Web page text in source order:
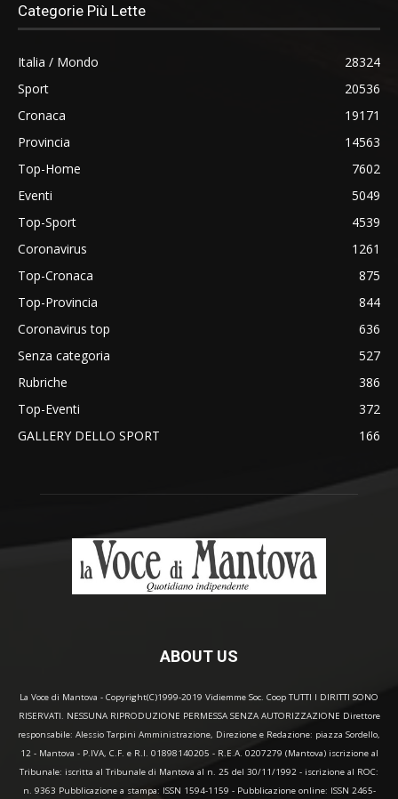
Categorie Più Lette
Italia / Mondo
28324
Sport
20536
Cronaca
19171
Provincia
14563
Top-Home
7602
Eventi
5049
Top-Sport
4539
Coronavirus
1261
Top-Cronaca
875
Top-Provincia
844
Coronavirus top
636
Senza categoria
527
Rubriche
386
Top-Eventi
372
GALLERY DELLO SPORT
166
ABOUT US
La Voce di Mantova - Copyright(C)1999-2019 Vidiemme Soc. Coop TUTTI I DIRITTI SONO
RISERVATI. NESSUNA RIPRODUZIONE PERMESSA SENZA AUTORIZZAZIONE Direttore
responsabile: Alessio Tarpini Amministrazione, Direzione e Redazione: piazza Sordello,
12 - Mantova - P.IVA, C.F. e R.I. 01898140205 - R.E.A. 0207279 (Mantova) iscrizione al
Tribunale: iscritta al Tribunale di Mantova al n. 25 del 30/11/1992 - iscrizione al ROC:
n. 9363 Pubblicazione a stampa: ISSN 1594-1159 - Pubblicazione online: ISSN 2465-